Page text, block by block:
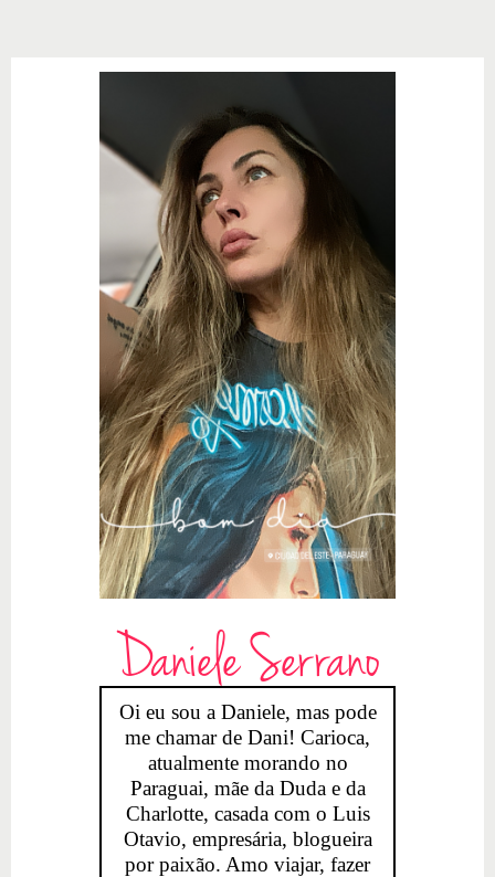
Daniele Serrano
Oi eu sou a Daniele, mas pode
me chamar de Dani! Carioca,
atualmente morando no
Paraguai, mãe da Duda e da
Charlotte, casada com o Luis
Otavio, empresária, blogueira
por paixão. Amo viajar, fazer